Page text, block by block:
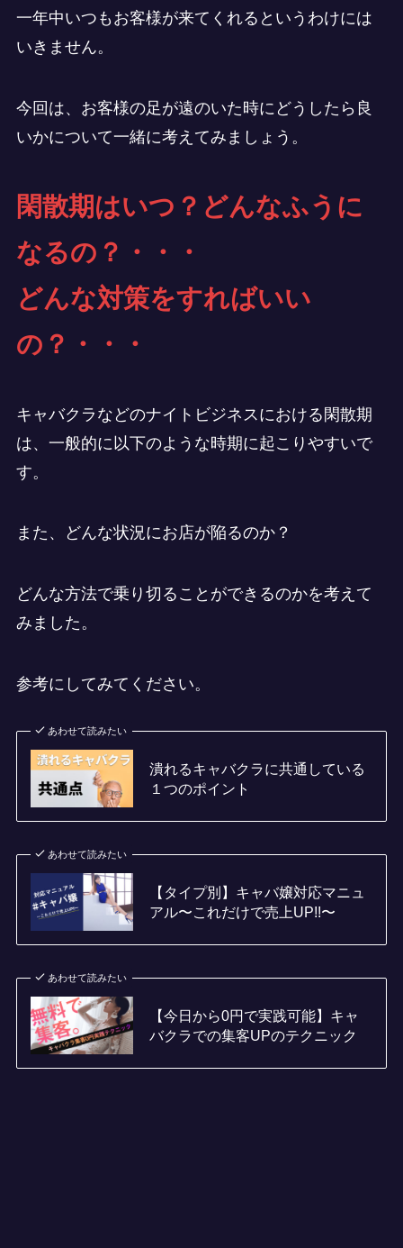
一年中いつもお客様が来てくれるというわけには
いきません。
今回は、お客様の足が遠のいた時にどうしたら良
いかについて一緒に考えてみましょう。
閑散期はいつ？どんなふうに
なるの？・・・
どんな対策をすればいい
の？・・・
キャバクラなどのナイトビジネスにおける閑散期
は、一般的に以下のような時期に起こりやすいで
す。
また、どんな状況にお店が陥るのか？
どんな方法で乗り切ることができるのかを考えて
みました。
参考にしてみてください。
あわせて読みたい
潰れるキャバクラに共通している
１つのポイント
あわせて読みたい
【タイプ別】キャバ嬢対応マニュ
アル〜これだけで売上UP!!〜
あわせて読みたい
【今日から0円で実践可能】キャ
バクラでの集客UPのテクニック